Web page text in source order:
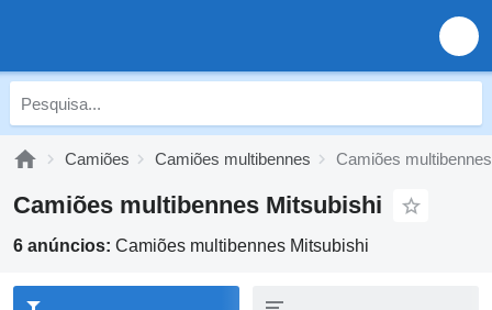
Camiões Camiões multibennes Camiões
Camiões multibennes Mitsubishi
6 anúncios: Camiões multibennes Mitsubishi